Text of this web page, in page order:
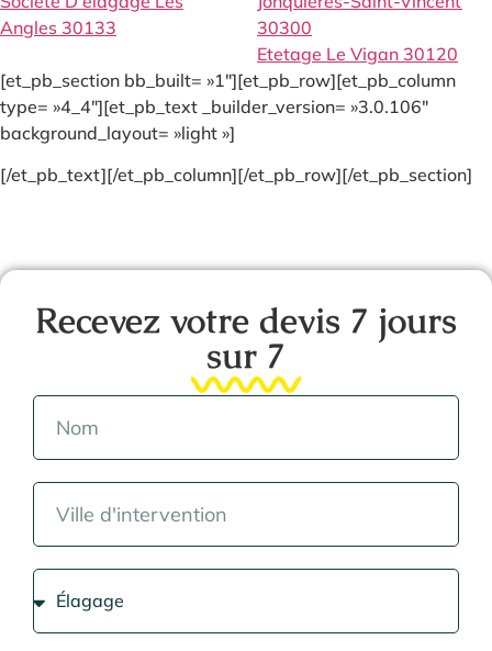
Angles 30133
30300
Etetage Le Vigan 30120
[et_pb_section bb_built= »1″][et_pb_row][et_pb_column
type= »4_4″][et_pb_text _builder_version= »3.0.106″
background_layout= »light »]
[/et_pb_text][/et_pb_column][/et_pb_row][/et_pb_section]
Recevez votre devis 7 jours
sur 7